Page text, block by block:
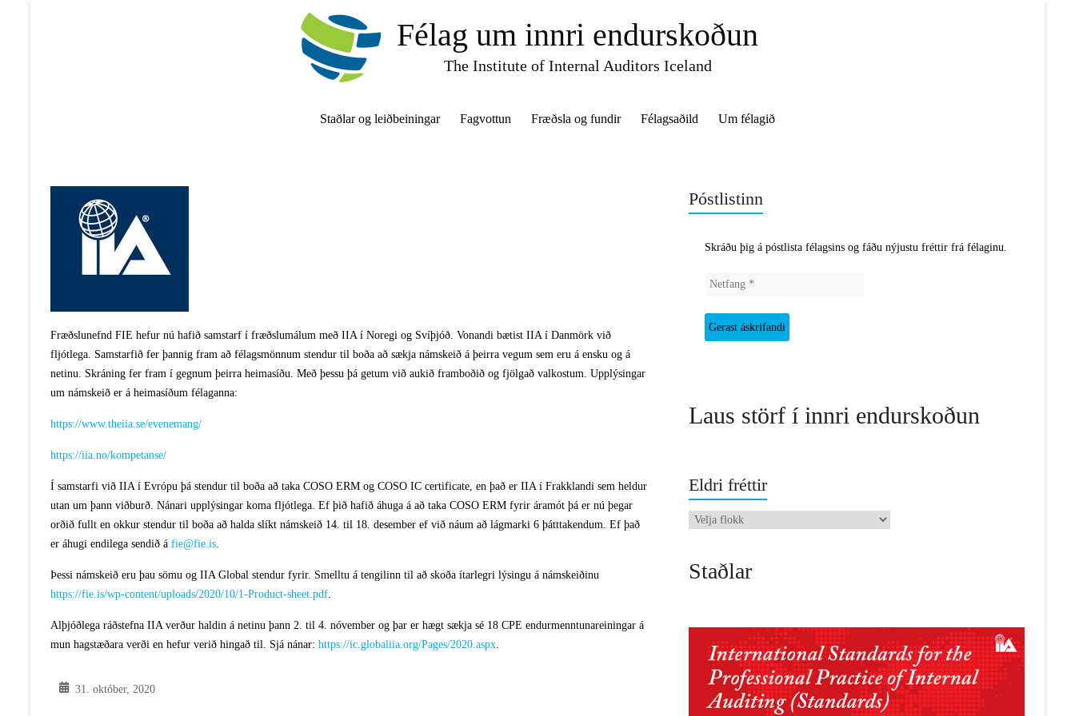
Félag um innri endurskoðun
The Institute of Internal Auditors Iceland
Staðlar og leiðbeiningar Fagvottun Fræðsla og fundir Félagsaðild Um félagið
Fræðslunefnd FIE hefur nú hafið samstarf í fræðslumálum með IIA í Noregi og Svíþjóð. Vonandi bætist IIA í Danmörk við
fljótlega. Samstarfið fer þannig fram að félagsmönnum stendur til boða að sækja námskeið á þeirra vegum sem eru á ensku og á
netinu. Skráning fer fram í gegnum þeirra heimasíðu. Með þessu þá getum við aukið framboðið og fjölgað valkostum. Upplýsingar
um námskeið er á heimasíðum félaganna:
https://www.theiia.se/evenemang/
https://iia.no/kompetanse/
Í samstarfi við IIA í Evrópu þá stendur til boða að taka COSO ERM og COSO IC certificate, en það er IIA í Frakklandi sem heldur
utan um þann viðburð. Nánari upplýsingar koma fljótlega. Ef þið hafið áhuga á að taka COSO ERM fyrir áramót þá er nú þegar
orðið fullt en okkur stendur til boða að halda slíkt námskeið 14. til 18. desember ef við náum að lágmarki 6 þátttakendum. Ef það
er áhugi endilega sendið á fie@fie.is.
Þessi námskeið eru þau sömu og IIA Global stendur fyrir. Smelltu á tengilinn til að skoða ítarlegri lýsingu á námskeiðinu
https://fie.is/wp-content/uploads/2020/10/1-Product-sheet.pdf.
Alþjóðlega ráðstefna IIA verður haldin á netinu þann 2. til 4. nóvember og þar er hægt sækja sé 18 CPE endurmenntunareiningar á
mun hagstæðara verði en hefur verið hingað til. Sjá nánar: https://ic.globaliia.org/Pages/2020.aspx.
31. október, 2020
Póstlistinn
Skráðu þig á póstlista félagsins og fáðu nýjustu fréttir frá félaginu.
Laus störf í innri endurskoðun
Eldri fréttir
Eldri
Staðlar